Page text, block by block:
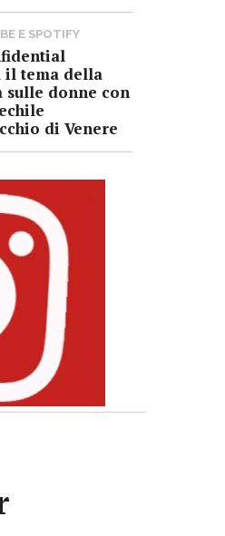
E SPOTIFY
il tema della
sulle donne con
di Venere